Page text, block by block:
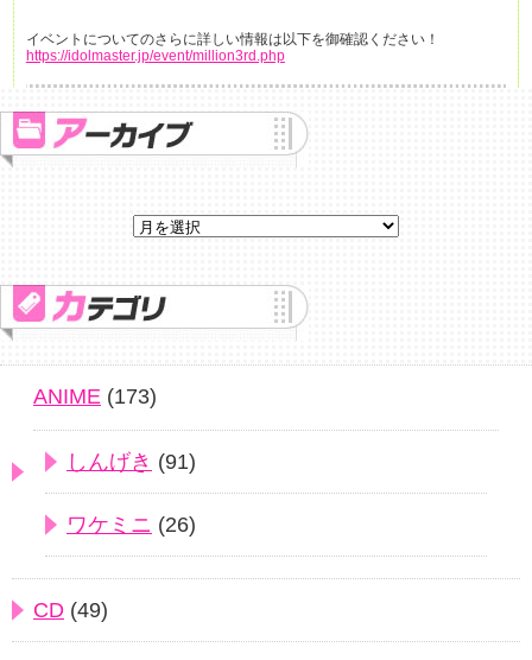
イベントについてのさらに詳しい情報は以下を御確認ください！
https://idolmaster.jp/event/million3rd.php
ANIME (173)
しんげき (91)
ワケミニ (26)
CD (49)